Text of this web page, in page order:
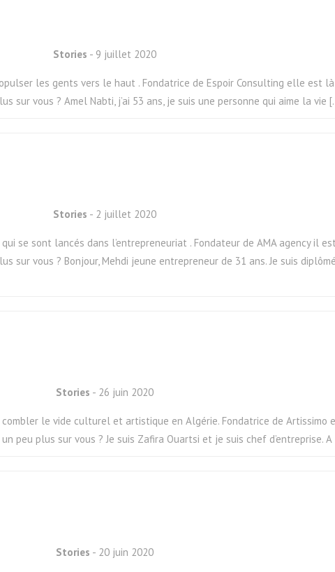
Stories - 9 juillet 2020
les gents vers le haut . Fondatrice de Espoir Consulting elle est là
sur vous ? Amel Nabti, j’ai 53 ans, je suis une personne qui aime la vie
Stories - 2 juillet 2020
se sont lancés dans l’entrepreneuriat . Fondateur de AMA agency il
sur vous ? Bonjour, Mehdi jeune entrepreneur de 31 ans. Je suis
Stories - 26 juin 2020
le vide culturel et artistique en Algérie. Fondatrice de Artissimo
peu plus sur vous ? Je suis Zafira Ouartsi et je suis chef d’entreprise. A
Stories - 20 juin 2020